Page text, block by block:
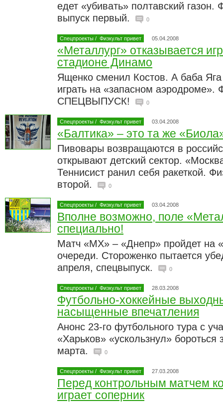
едет «убивать» полтавский газон.
выпуск первый.
0
Спецпроекты / Физкульт привет 05.04.2008
«Металлург» отказывается
стадионе Динамо
Ященко сменил Костов. А баба
играть на «запасном аэродроме».
СПЕЦВЫПУСК!
0
Спецпроекты / Физкульт привет 03.04.2008
«Балтика» – это та же
Пивовары возвращаются в
открывают детский сектор.
Теннисист ранил себя ракеткой.
второй.
0
Спецпроекты / Физкульт привет 03.04.2008
Вполне возможно, поле
специально!
Матч «МХ» – «Днепр» пройдет на
очереди. Стороженко пытается
апреля, спецвыпуск.
0
Спецпроекты / Физкульт привет 28.03.2008
Футбольно-хоккейные
насыщенные впечатления
Анонс 23-го футбольного тура с
«Харьков» «ускользнул» бороться
марта.
0
Спецпроекты / Физкульт привет 27.03.2008
Перед контрольным матчем
играет соперник